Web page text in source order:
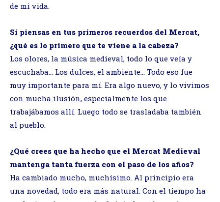
de mi vida.
Si piensas en tus primeros recuerdos del Mercat,
¿qué es lo primero que te viene a la cabeza?
Los olores, la música medieval, todo lo que veía y
escuchaba… Los dulces, el ambiente… Todo eso fue
muy importante para mí. Era algo nuevo, y lo vivimos
con mucha ilusión, especialmente los que
trabajábamos allí. Luego todo se trasladaba también
al pueblo.
¿Qué crees que ha hecho que el Mercat Medieval
mantenga tanta fuerza con el paso de los años?
Ha cambiado mucho, muchísimo. Al principio era
una novedad, todo era más natural. Con el tiempo ha